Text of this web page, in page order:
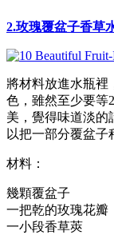
2.玫瑰覆盆子香草
將材料放進水瓶裡
色，雖然至少要等
美，覺得味道淡的
以把一部分覆盆子
材料：
幾顆覆盆子
一把乾的玫瑰花瓣
一小段香草莢